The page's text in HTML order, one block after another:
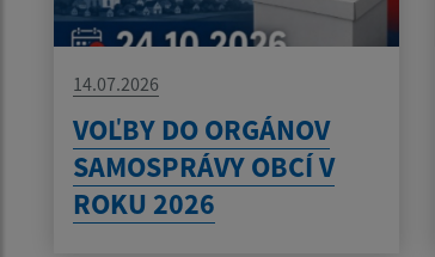
14.07.2026
VOĽBY DO ORGÁNOV
SAMOSPRÁVY OBCÍ V
ROKU 2026